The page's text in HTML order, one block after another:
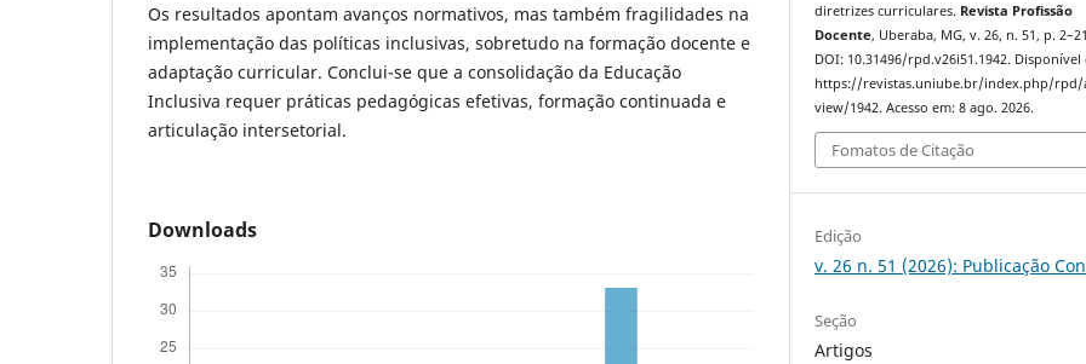
Os resultados apontam avanços normativos, mas também fragilidades na
implementação das políticas inclusivas, sobretudo na formação docente e
adaptação curricular. Conclui-se que a consolidação da Educação
Inclusiva requer práticas pedagógicas efetivas, formação continuada e
articulação intersetorial.
Downloads
diretrizes curriculares. Revista Profissão
Docente, Uberaba, MG, v. 26, n. 51, p.
DOI: 10.31496/rpd.v26i51.1942. Disponível
https://revistas.uniube.br/index.php/rpd/
view/1942. Acesso em: 8 ago. 2026.
Fomatos de Citação
Edição
v. 26 n. 51 (2026): Publicação
Seção
Artigos